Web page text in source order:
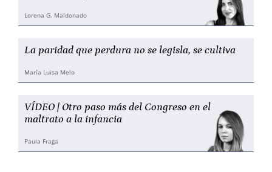
Lorena G. Maldonado
La paridad que perdura no se legisla, se cultiva
María Luisa Melo
VÍDEO | Otro paso más del Congreso en el
maltrato a la infancia
Paula Fraga